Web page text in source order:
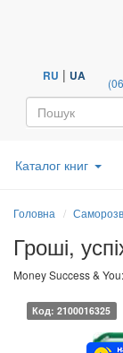
RU | UA
Каталог книг
Головна
Гроші,
Money Success &
Код: 2100016325